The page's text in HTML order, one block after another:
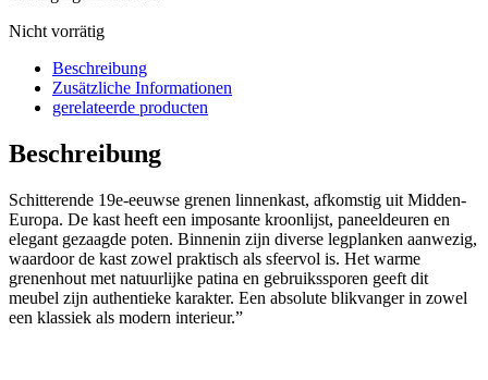
Nicht vorrätig
Beschreibung
Zusätzliche Informationen
gerelateerde producten
Beschreibung
Schitterende 19e-eeuwse grenen linnenkast, afkomstig uit Midden-
Europa. De kast heeft een imposante kroonlijst, paneeldeuren en
elegant gezaagde poten. Binnenin zijn diverse legplanken aanwezig,
waardoor de kast zowel praktisch als sfeervol is. Het warme
grenenhout met natuurlijke patina en gebruikssporen geeft dit
meubel zijn authentieke karakter. Een absolute blikvanger in zowel
een klassiek als modern interieur.”